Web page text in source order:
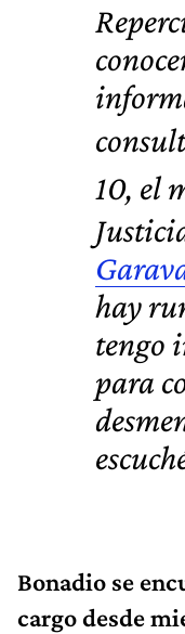
10, el
hay
tengo
para
Bonadio se
cargo desde